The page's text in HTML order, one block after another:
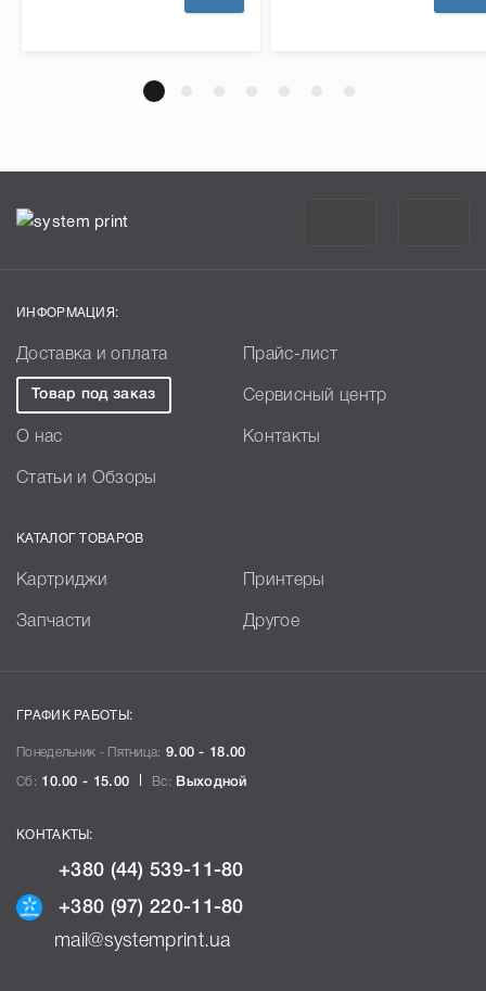
ИНФОРМАЦИЯ:
Доставка и оплата Прайс-лист
Товар под заказ Сервисный центр
О нас Контакты
Статьи и Обзоры
КАТАЛОГ ТОВАРОВ
Картриджи Принтеры
Запчасти Другое
ГРАФИК РАБОТЫ:
Понедельник - Пятница: 9.00 - 18.00
Сб: 10.00 - 15.00 Вс: Выходной
КОНТАКТЫ:
+380 (44) 539-11-80
+380 (97) 220-11-80
mail@systemprint.ua